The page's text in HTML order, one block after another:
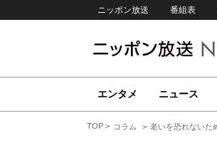
ニッポン放送 番組表
エンタメ ニュース
TOP コラム 老いを恐れないた